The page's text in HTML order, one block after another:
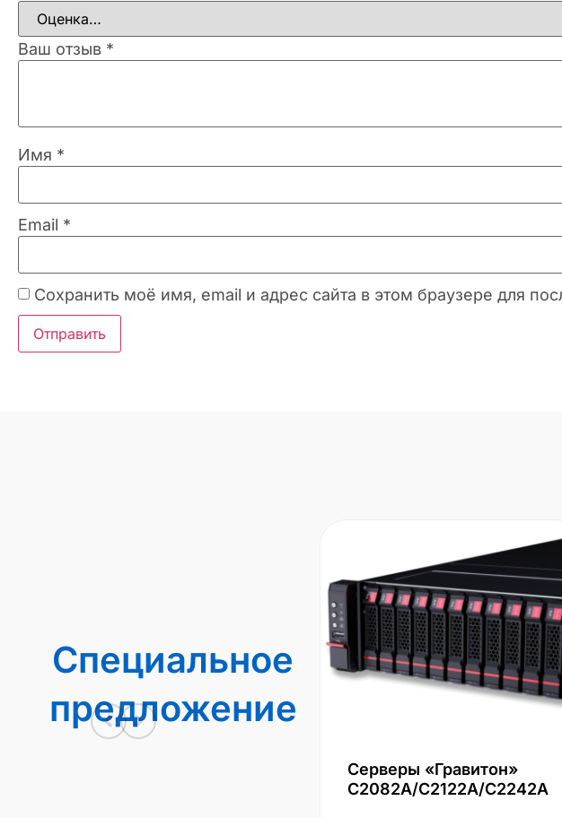
Ваш отзыв *
Имя *
Email *
Сохранить моё имя, email и адрес сайта в этом браузере для
Специальное
предложение
Серверы «Гравитон»
С2082А/С2122А/С2242А